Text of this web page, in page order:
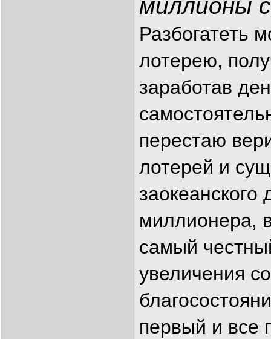
миллионы
Разбогатеть
лотерею,
заработав
перестаю
лотерей и
заокеанского
миллионера,
самый
увеличения
первый и все